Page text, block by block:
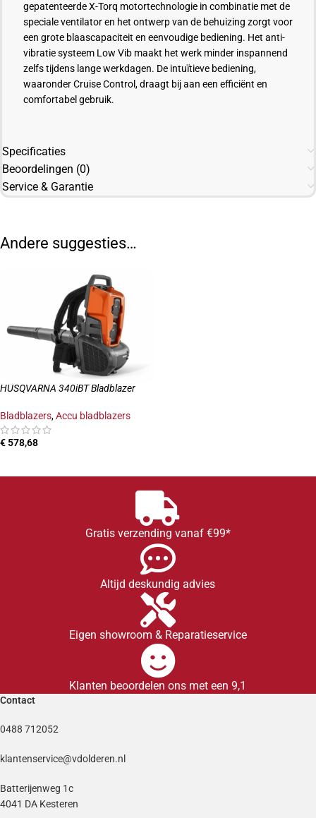
gepatenteerde X-Torq motortechnologie in combinatie met de
speciale ventilator en het ontwerp van de behuizing zorgt voor
een grote blaascapaciteit en eenvoudige bediening. Het anti-
vibratie systeem Low Vib maakt het werk minder inspannend
zelfs tijdens lange werkdagen. De intuïtieve bediening,
waaronder Cruise Control, draagt bij aan een efficiënt en
comfortabel gebruik.
Specificaties
Beoordelingen (0)
Service & Garantie
Andere suggesties…
HUSQVARNA 340iBT Bladblazer
Bladblazers,Accu bladblazers
€ 578,68
Gratis verzending vanaf €99*
Altijd deskundig advies
Eigen showroom & Reparatieservice
Klanten beoordelen ons met een 9,1
Contact
0488 712052
klantenservice@vdolderen.nl
Batterijenweg 1c
4041 DA Kesteren